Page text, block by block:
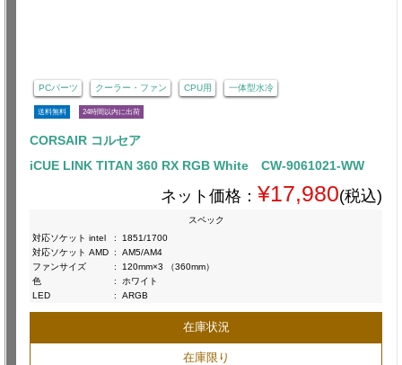
PCパーツ クーラー・ファン CPU用 一体型水冷
送料無料 24時間以内に出荷
CORSAIR コルセア
iCUE LINK TITAN 360 RX RGB White CW-9061021-WW
ネット価格： ¥17,980(税込)
スペック
対応ソケット intel
:
1851/1700
対応ソケット AMD :
AM5/AM4
ファンサイズ
:
120mm×3 （360mm）
色
:
ホワイト
LED
: ARGB
在庫状況
在庫限り